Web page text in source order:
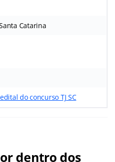
Catarina
do concurso TJ SC
dentro dos